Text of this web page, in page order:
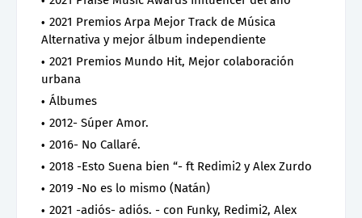
2021 Premios Arpa Mejor Track de Música
Alternativa y mejor álbum independiente
2021 Premios Mundo Hit, Mejor colaboración
urbana
Álbumes
2012- Súper Amor.
2016- No Callaré.
2018 -Esto Suena bien “- ft Redimi2 y Alex Zurdo
2019 -No es lo mismo (Natán)
2021 -adiós- adiós. - con Funky, Redimi2, Alex